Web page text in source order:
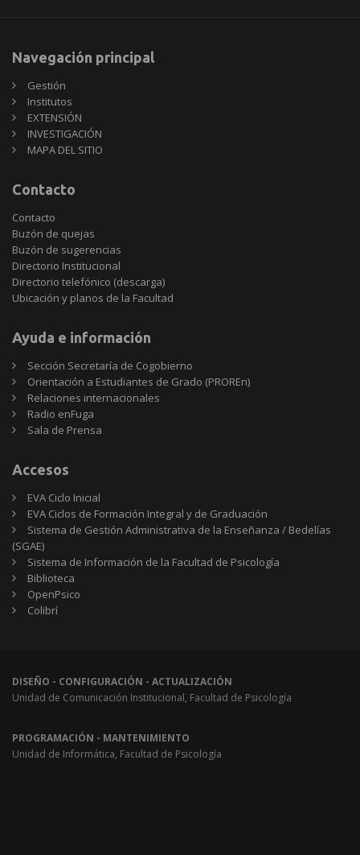
Navegación principal
Gestión
Institutos
EXTENSIÓN
INVESTIGACIÓN
MAPA DEL SITIO
Contacto
Contacto
Buzón de quejas
Buzón de sugerencias
Directorio Institucional
Directorio telefónico (descarga)
Ubicación y planos de la Facultad
Ayuda e información
Sección Secretaría de Cogobierno
Orientación a Estudiantes de Grado (PROREn)
Relaciones internacionales
Radio enFuga
Sala de Prensa
Accesos
EVA Ciclo Inicial
EVA Ciclos de Formación Integral y de Graduación
Sistema de Gestión Administrativa de la Enseñanza / Bedelías
(SGAE)
Sistema de Información de la Facultad de Psicología
Biblioteca
OpenPsico
Colibrí
DISEÑO - CONFIGURACIÓN - ACTUALIZACIÓN
Unidad de Comunicación Institucional, Facultad de Psicología
PROGRAMACIÓN - MANTENIMIENTO
Unidad de Informática, Facultad de Psicología